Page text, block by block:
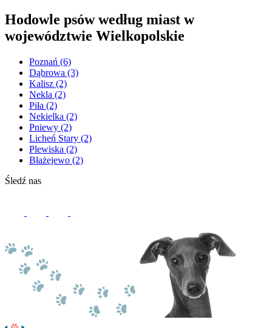
Hodowle psów według miast w
województwie Wielkopolskie
Poznań (6)
Dąbrowa (3)
Kalisz (2)
Nekla (2)
Piła (2)
Nekielka (2)
Pniewy (2)
Licheń Stary (2)
Plewiska (2)
Błażejewo (2)
Śledź nas